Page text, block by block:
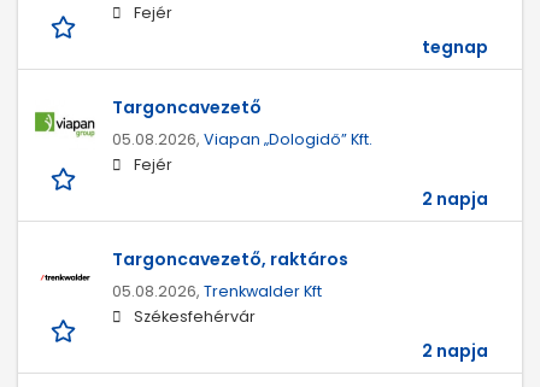
Fejér
tegnap
Targoncavezető
05.08.2026, Viapan „Dologidő” Kft.
Fejér
2 napja
Targoncavezető, raktáros
05.08.2026, Trenkwalder Kft
Székesfehérvár
2 napja